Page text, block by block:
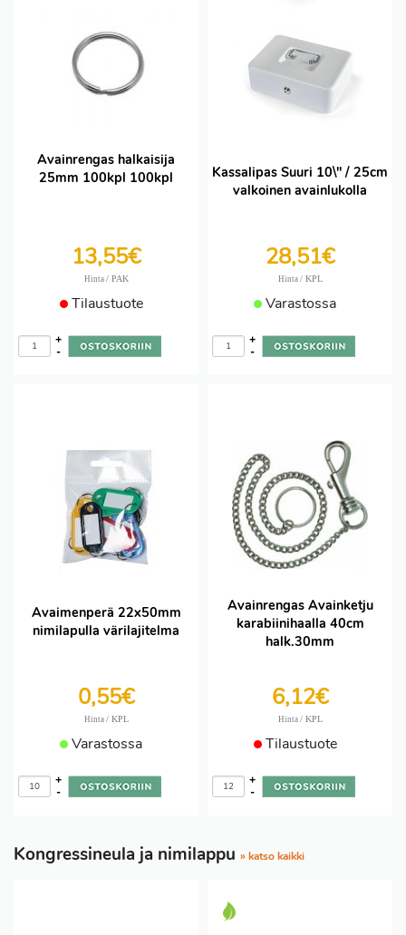
Avainrengas halkaisija
25mm 100kpl 100kpl
13,55€
Hinta / PAK
Tilaustuote
-
+
Kassalipas Suuri 10\" / 25cm
valkoinen avainlukolla
28,51€
Hinta / KPL
Varastossa
-
+
Avaimenperä 22x50mm
nimilapulla värilajitelma
0,55€
Hinta / KPL
Varastossa
-
+
Avainrengas Avainketju
karabiinihaalla 40cm
halk.30mm
6,12€
Hinta / KPL
Tilaustuote
-
+
Kongressineula ja nimilappu » katso kaikki